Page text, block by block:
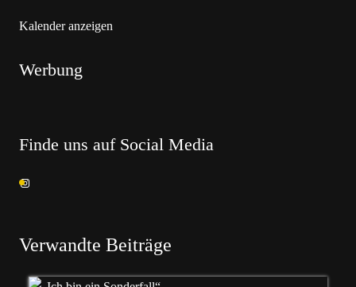
Kalender anzeigen
Werbung
Finde uns auf Social Media
Verwandte Beiträge